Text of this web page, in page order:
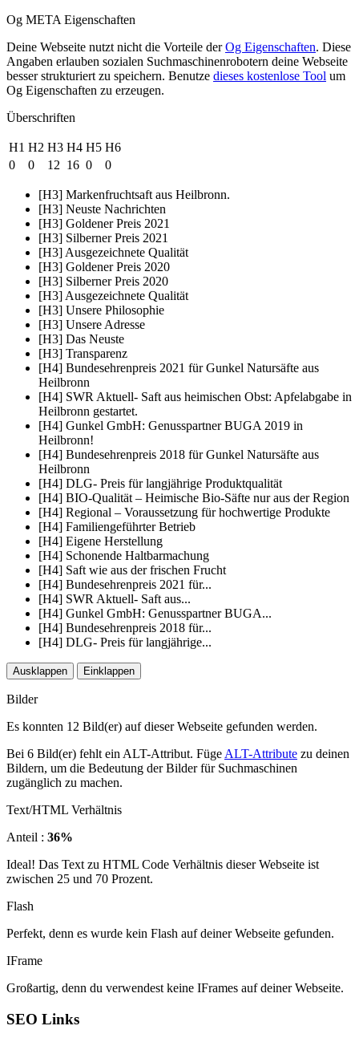
Og META Eigenschaften
Deine Webseite nutzt nicht die Vorteile derOg Eigenschaften. Diese
Angaben erlauben sozialen Suchmaschinenrobotern deine Webseite
besser strukturiert zu speichern. Benutze dieses kostenlose Tool um
Og Eigenschaften zu erzeugen.
Überschriften
H1 H2 H3 H4 H5 H6
0
0 12 16 0 0
[H3] Markenfruchtsaft aus Heilbronn.
[H3] Neuste Nachrichten
[H3] Goldener Preis 2021
[H3] Silberner Preis 2021
[H3] Ausgezeichnete Qualität
[H3] Goldener Preis 2020
[H3] Silberner Preis 2020
[H3] Ausgezeichnete Qualität
[H3] Unsere Philosophie
[H3] Unsere Adresse
[H3] Das Neuste
[H3] Transparenz
[H4] Bundesehrenpreis 2021 für Gunkel Natursäfte aus
Heilbronn
[H4] SWR Aktuell- Saft aus heimischen Obst: Apfelabgabe in
Heilbronn gestartet.
[H4] Gunkel GmbH: Genusspartner BUGA 2019 in
Heilbronn!
[H4] Bundesehrenpreis 2018 für Gunkel Natursäfte aus
Heilbronn
[H4] DLG- Preis für langjährige Produktqualität
[H4] BIO-Qualität – Heimische Bio-Säfte nur aus der Region
[H4] Regional – Voraussetzung für hochwertige Produkte
[H4] Familiengeführter Betrieb
[H4] Eigene Herstellung
[H4] Schonende Haltbarmachung
[H4] Saft wie aus der frischen Frucht
[H4] Bundesehrenpreis 2021 für...
[H4] SWR Aktuell- Saft aus...
[H4] Gunkel GmbH: Genusspartner BUGA...
[H4] Bundesehrenpreis 2018 für...
[H4] DLG- Preis für langjährige...
Ausklappen Einklappen
Bilder
Es konnten 12 Bild(er) auf dieser Webseite gefunden werden.
Bei 6 Bild(er) fehlt ein ALT-Attribut. Füge ALT-Attribute zu deinen
Bildern, um die Bedeutung der Bilder für Suchmaschinen
zugänglich zu machen.
Text/HTML Verhältnis
Anteil : 36%
Ideal! Das Text zu HTML Code Verhältnis dieser Webseite ist
zwischen 25 und 70 Prozent.
Flash
Perfekt, denn es wurde kein Flash auf deiner Webseite gefunden.
IFrame
Großartig, denn du verwendest keine IFrames auf deiner Webseite.
SEO Links